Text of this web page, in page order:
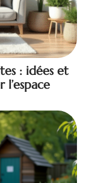
: idées et